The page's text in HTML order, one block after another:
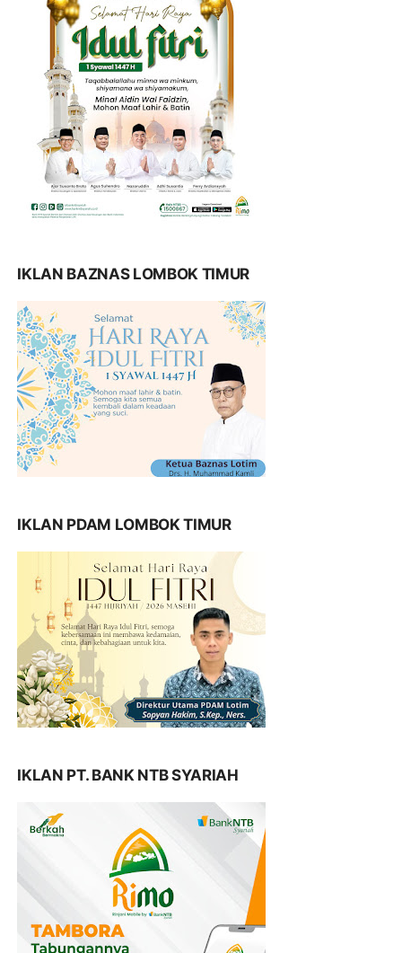
IKLAN BAZNAS LOMBOK TIMUR
IKLAN PDAM LOMBOK TIMUR
IKLAN PT. BANK NTB SYARIAH